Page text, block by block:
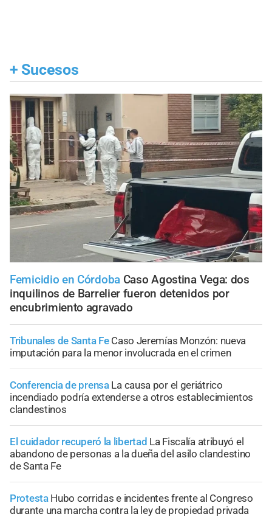
+ Sucesos
Femicidio en Córdoba Caso Agostina Vega: dos
inquilinos de Barrelier fueron detenidos por
encubrimiento agravado
Tribunales de Santa Fe Caso Jeremías Monzón: nueva
imputación para la menor involucrada en el crimen
Conferencia de prensa La causa por el geriátrico
incendiado podría extenderse a otros establecimientos
clandestinos
El cuidador recuperó la libertad La Fiscalía atribuyó el
abandono de personas a la dueña del asilo clandestino
de Santa Fe
Protesta Hubo corridas e incidentes frente al Congreso
durante una marcha contra la ley de propiedad privada